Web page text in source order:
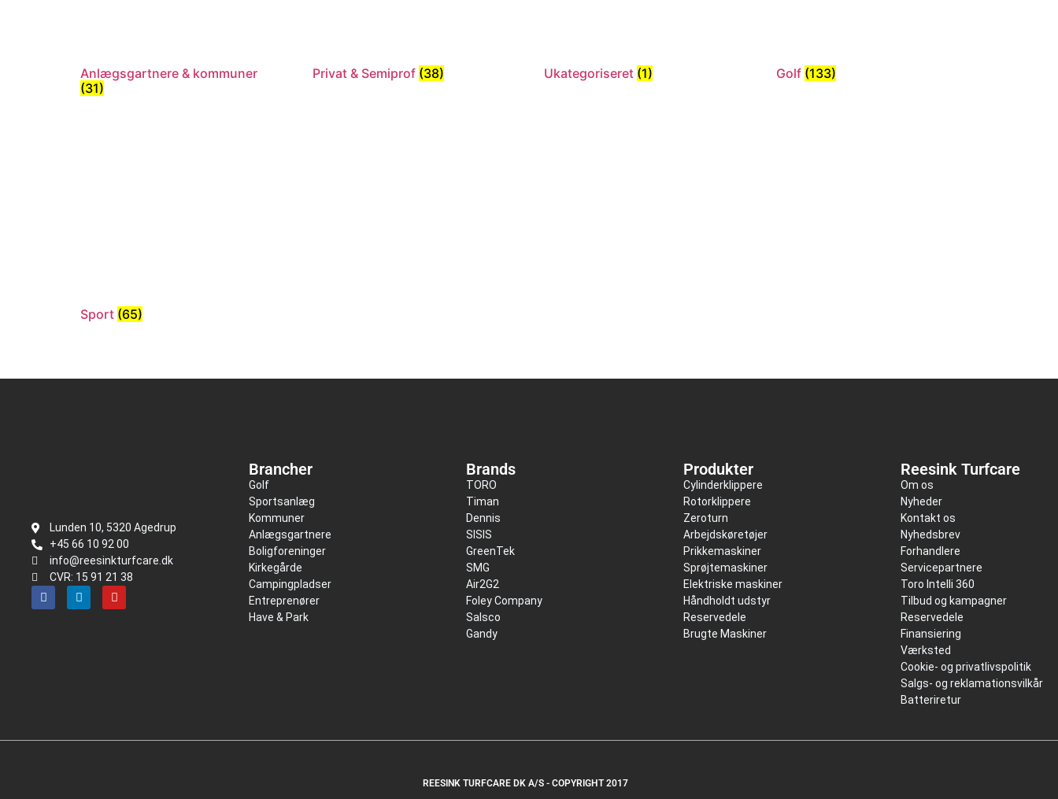
Anlægsgartnere & kommuner
(31)
Privat & Semiprof (38) Ukategoriseret (1) Golf (133)
Sport (65)
Lunden 10, 5320 Agedrup
+45 66 10 92 00
info@reesinkturfcare.dk
CVR: 15 91 21 38
Brancher
Golf
Sportsanlæg
Kommuner
Anlægsgartnere
Boligforeninger
Kirkegårde
Campingpladser
Entreprenører
Have & Park
Brands
TORO
Timan
Dennis
SISIS
GreenTek
SMG
Air2G2
Foley Company
Salsco
Gandy
Produkter
Cylinderklippere
Rotorklippere
Zeroturn
Arbejdskøretøjer
Prikkemaskiner
Sprøjtemaskiner
Elektriske maskiner
Håndholdt udstyr
Reservedele
Brugte Maskiner
Reesink Turfcare
Om os
Nyheder
Kontakt os
Nyhedsbrev
Forhandlere
Servicepartnere
Toro Intelli 360
Tilbud og kampagner
Reservedele
Finansiering
Værksted
Cookie- og privatlivspolitik
Salgs- og reklamationsvilkår
Batteriretur
REESINK TURFCARE DK A/S - COPYRIGHT 2017